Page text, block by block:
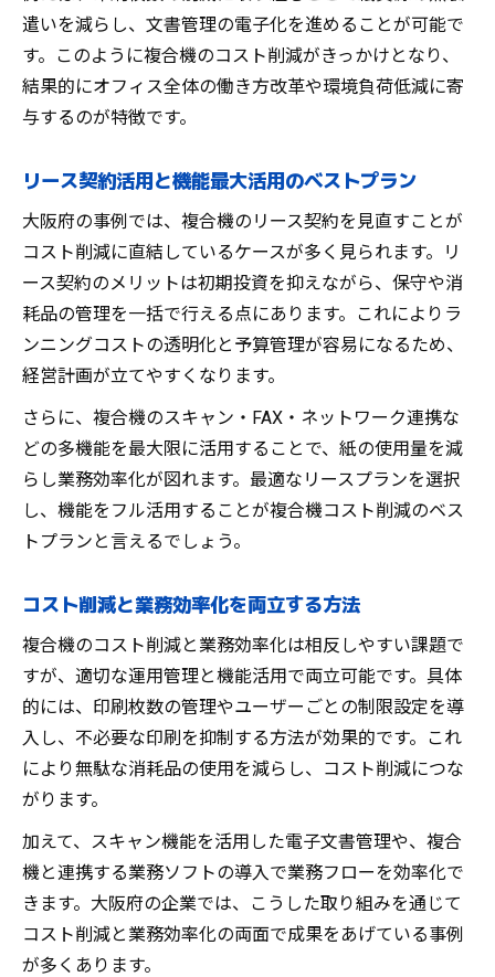
遣いを減らし、文書管理の電子化を進めることが可能で
す。このように複合機のコスト削減がきっかけとなり、
結果的にオフィス全体の働き方改革や環境負荷低減に寄
与するのが特徴です。
リース契約活用と機能最大活用のベストプラン
大阪府の事例では、複合機のリース契約を見直すことが
コスト削減に直結しているケースが多く見られます。リ
ース契約のメリットは初期投資を抑えながら、保守や消
耗品の管理を一括で行える点にあります。これによりラ
ンニングコストの透明化と予算管理が容易になるため、
経営計画が立てやすくなります。
さらに、複合機のスキャン・FAX・ネットワーク連携な
どの多機能を最大限に活用することで、紙の使用量を減
らし業務効率化が図れます。最適なリースプランを選択
し、機能をフル活用することが複合機コスト削減のベス
トプランと言えるでしょう。
コスト削減と業務効率化を両立する方法
複合機のコスト削減と業務効率化は相反しやすい課題で
すが、適切な運用管理と機能活用で両立可能です。具体
的には、印刷枚数の管理やユーザーごとの制限設定を導
入し、不必要な印刷を抑制する方法が効果的です。これ
により無駄な消耗品の使用を減らし、コスト削減につな
がります。
加えて、スキャン機能を活用した電子文書管理や、複合
機と連携する業務ソフトの導入で業務フローを効率化で
きます。大阪府の企業では、こうした取り組みを通じて
コスト削減と業務効率化の両面で成果をあげている事例
が多くあります。